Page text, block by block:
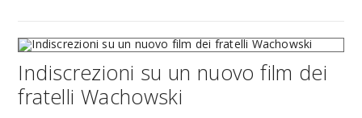
Indiscrezioni su un nuovo film dei
fratelli Wachowski